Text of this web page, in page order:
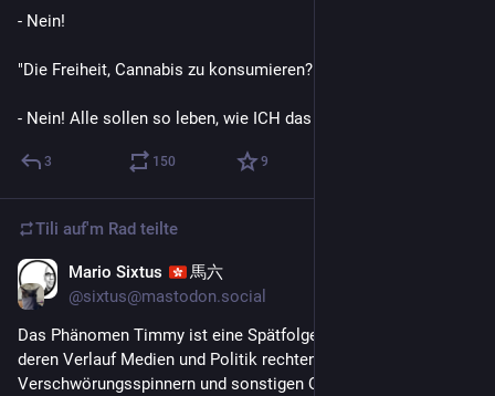
- Nein!
"Die Freiheit, Cannabis zu konsumieren?"
- Nein! Alle sollen so leben, wie ICH das will! DIESE Freiheit!
3 150 9
Tili auf'm Rad teilte
Mario Sixtus
馬六
@sixtus@mastodon.social
Das Phänomen Timmy ist eine Spätfolge der Pandemie, in
deren Verlauf Medien und Politik rechten Esoterikern,
Verschwörungsspinnern und sonstigen Querpfosten immer